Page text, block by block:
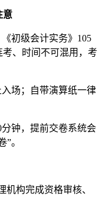
意
初级会计实务》105
、时间不可混用，考
场；自带演算纸一律
钟，提前交卷系统会
。
机构完成资格审核、